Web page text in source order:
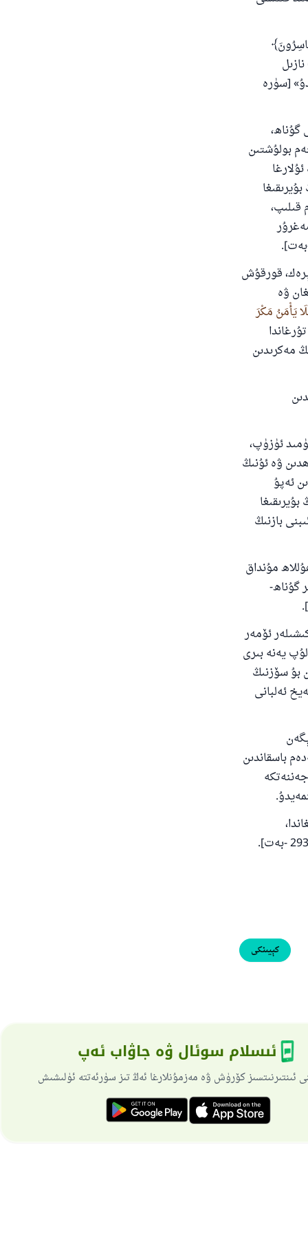
[سۈرە
گۇناھ،
بولۇشتىن
قىلىپ،
قورقۇش
ۋە
يَأْمَنُ مَكْرَ
مەكرىدىن
ئۈزۈپ،
ۋە ئۇنىڭ
ئەپۇ
بازنىڭ
مۇنداق
گۇناھ-
ئۆمەر
يەنە بىرى
بۇ سۆزنىڭ
ئەلبانى
باسقاندىن
كېيىنكى
ئىسلام سوئال ۋە جاۋاب ئەپ
ئىنتىرنىتسىز كۆرۈش ۋە مەزمۇنلارغا ئەڭ تىز سۈرئەتتە ئۈلىشىش